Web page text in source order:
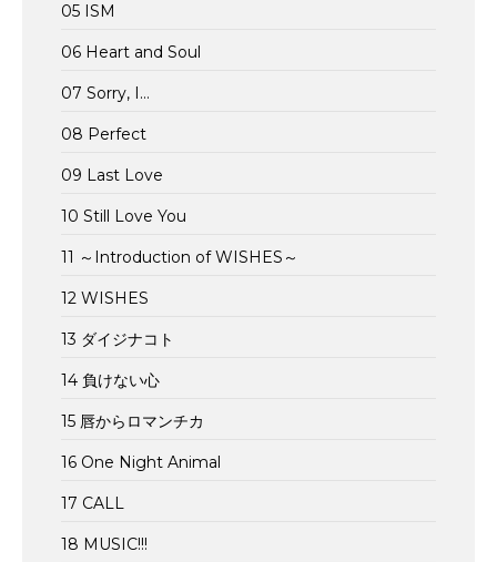
05 ISM
06 Heart and Soul
07 Sorry, I…
08 Perfect
09 Last Love
10 Still Love You
11 ～Introduction of WISHES～
12 WISHES
13 ダイジナコト
14 負けない心
15 唇からロマンチカ
16 One Night Animal
17 CALL
18 MUSIC!!!